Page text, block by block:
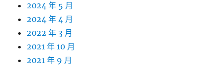
2024 年 5 月
2024 年 4 月
2022 年 3 月
2021 年 10 月
2021 年 9 月